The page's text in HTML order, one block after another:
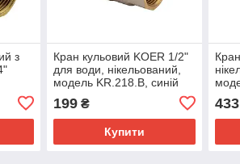
з
Кран кульовий KOER 1/2"
для води, нікельований,
модель KR.218.B, синій
199₴
Купити
433